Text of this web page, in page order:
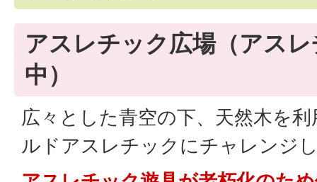
アスレチック広場（アス
中）
広々とした青空の下、天然木を
ルドアスレチックにチャレンジ